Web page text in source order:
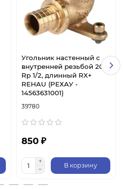
Угольник настенный с
внутренней резьбой 20-
Rp 1/2, длинный RX+
REHAU (РЕХАУ -
14563631001)
39780
850 ₽
В корзину